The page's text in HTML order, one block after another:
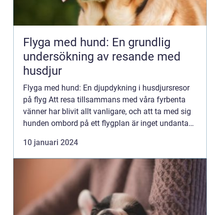
Flyga med hund: En grundlig
undersökning av resande med
husdjur
Flyga med hund: En djupdykning i husdjursresor
på flyg Att resa tillsammans med våra fyrbenta
vänner har blivit allt vanligare, och att ta med sig
hunden ombord på ett flygplan är inget undantag.
möjligheter för...
10 januari 2024